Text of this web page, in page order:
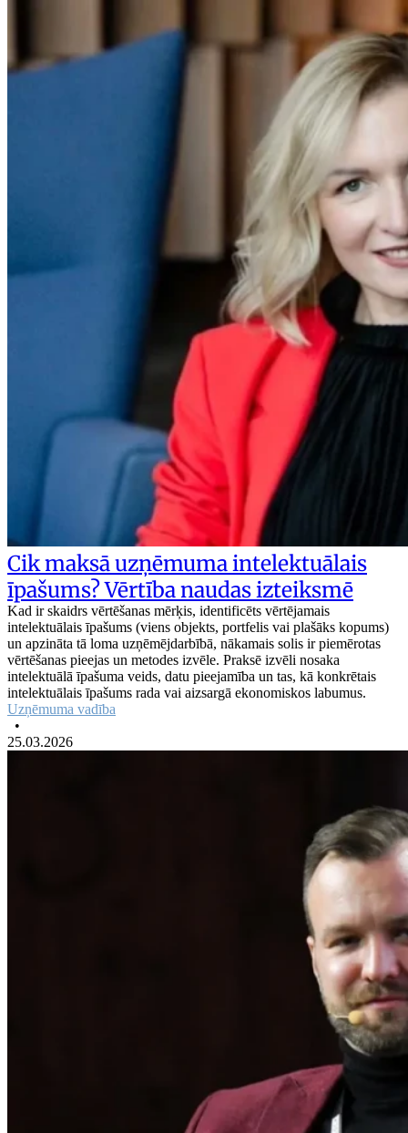
Cik maksā uzņēmuma intelektuālais
īpašums? Vērtība naudas izteiksmē
Kad ir skaidrs vērtēšanas mērķis, identificēts vērtējamais
intelektuālais īpašums (viens objekts, portfelis vai plašāks kopums)
un apzināta tā loma uzņēmējdarbībā, nākamais solis ir piemērotas
vērtēšanas pieejas un metodes izvēle. Praksē izvēli nosaka
intelektuālā īpašuma veids, datu pieejamība un tas, kā konkrētais
intelektuālais īpašums rada vai aizsargā ekonomiskos labumus.
Uzņēmuma vadība
•
25.03.2026